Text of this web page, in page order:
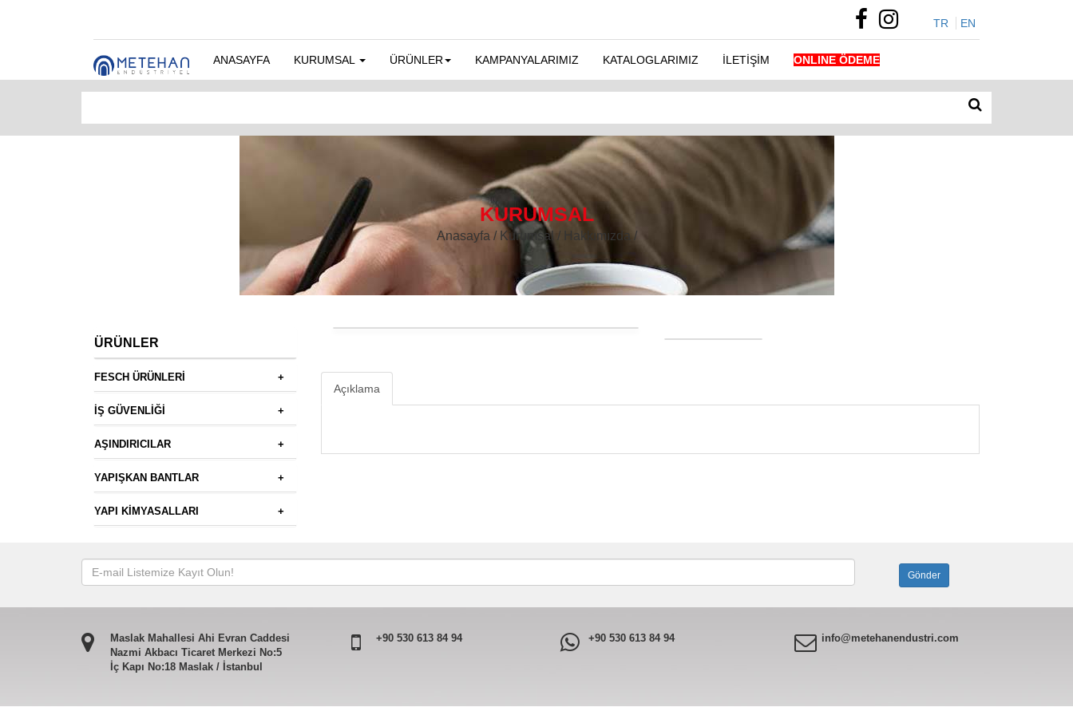
TR EN
ANASAYFA KURUMSAL ÜRÜNLER KAMPANYALARIMIZ KATALOGLARIMIZ İLETİŞİM ONLINE ÖDEME
KURUMSAL
Anasayfa / Kurumsal / Hakkımızda /
ÜRÜNLER
+
FESCH ÜRÜNLERİ
+
İŞ GÜVENLİĞİ
+
AŞINDIRICILAR
+
YAPIŞKAN BANTLAR
+
YAPI KİMYASALLARI
Açıklama
Maslak Mahallesi Ahi Evran Caddesi
Nazmi Akbacı Ticaret Merkezi No:5
İç Kapı No:18 Maslak / İstanbul
+90 530 613 84 94 +90 530 613 84 94 info@metehanendustri.com